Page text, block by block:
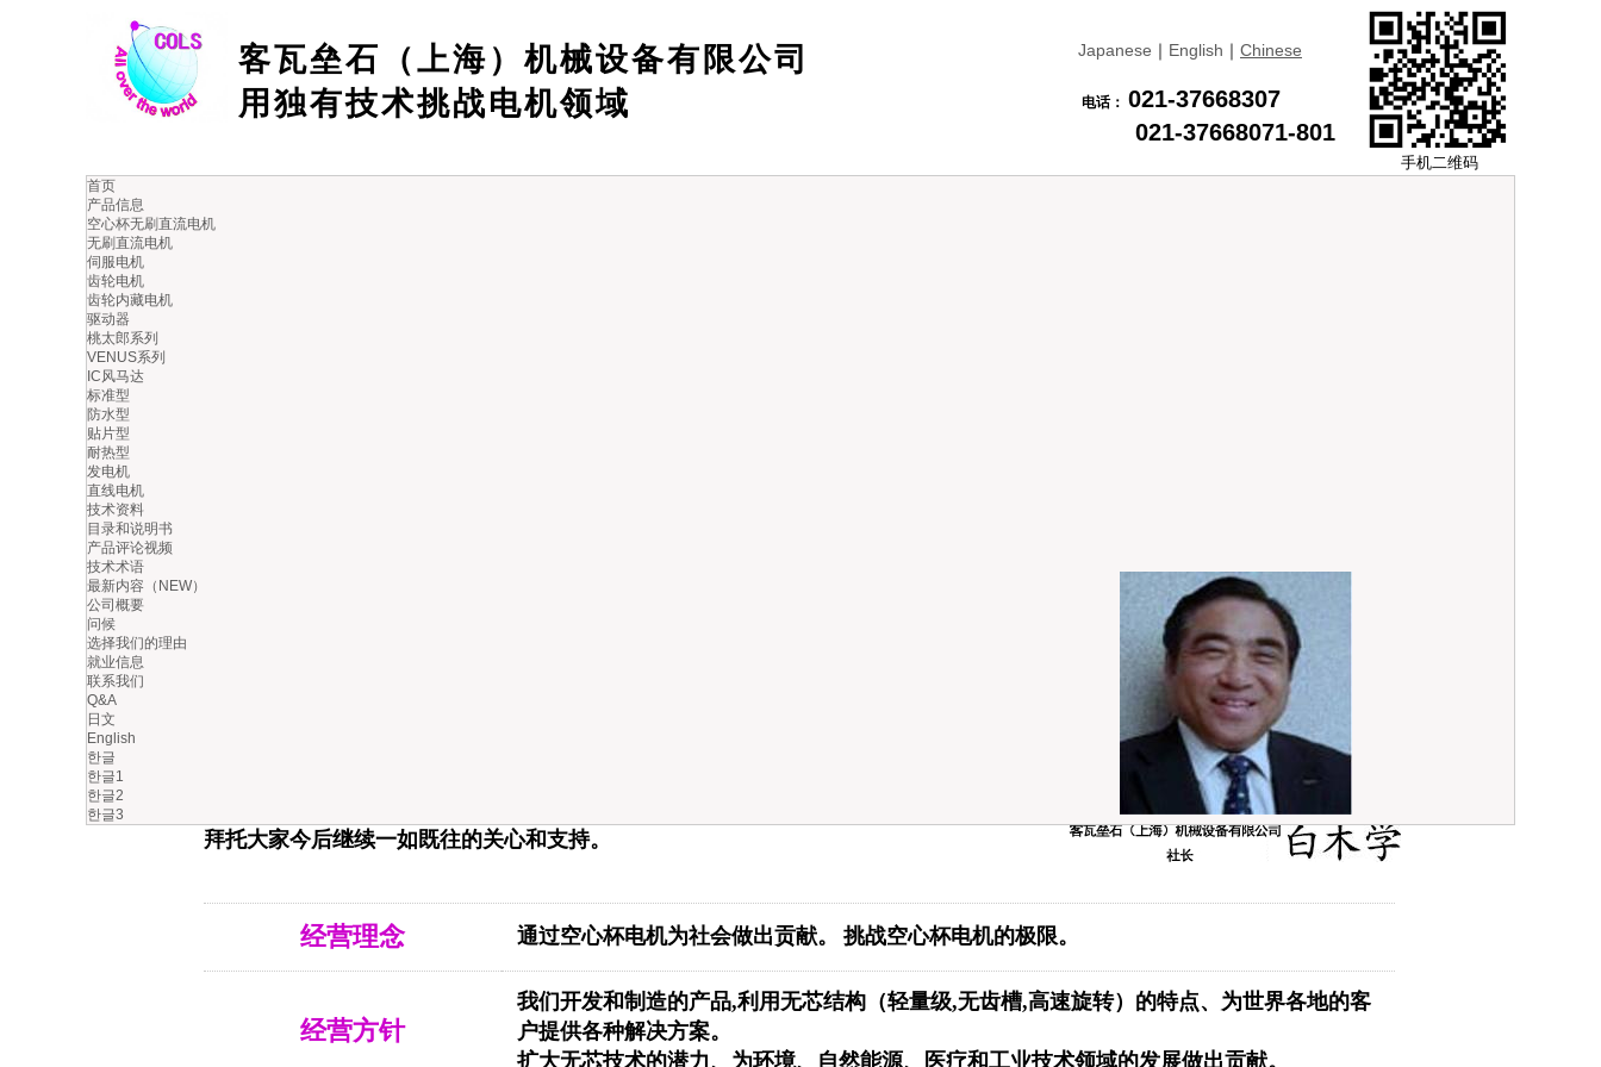
Japanese ｜ English ｜ Chinese
客瓦垒石（上海）机械设备有限公司
用独有技术挑战电机领域
电话： 021-37668307
021-37668071-801
手机二维码
首页
产品信息
空心杯无刷直流电机
无刷直流电机
伺服电机
齿轮电机
齿轮内藏电机
驱动器
桃太郎系列
VENUS系列
IC风马达
标准型
防水型
贴片型
耐热型
发电机
直线电机
技术资料
目录和说明书
产品评论视频
技术术语
最新内容（NEW）
公司概要
问候
选择我们的理由
就业信息
联系我们
Q&A
日文
English
한글
한글1
한글2
한글3
拜托大家今后继续一如既往的关心和支持。
经营理念 通过空心杯电机为社会做出贡献。 挑战空心杯电机的极限。
经营方针
我们开发和制造的产品,利用无芯结构（轻量级,无齿槽,高速旋转）的特点、为世界各地的客
户提供各种解决方案。
扩大无芯技术的潜力、为环境、自然能源、医疗和工业技术领域的发展做出贡献。